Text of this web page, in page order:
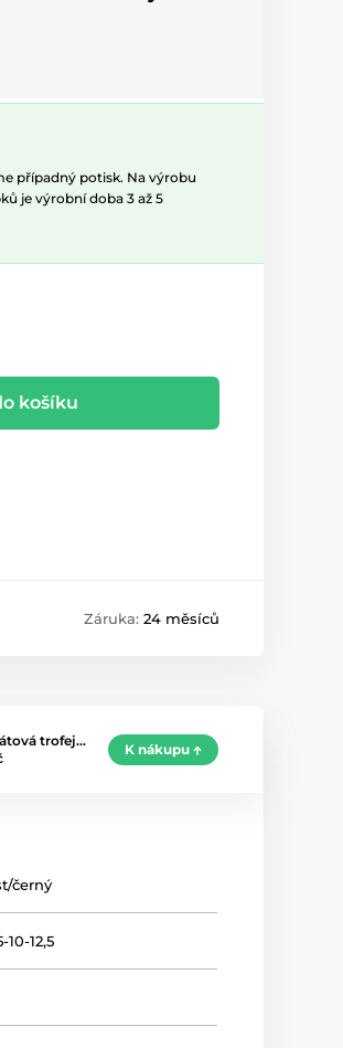
případný potisk. Na výrobu
je výrobní doba 3 až 5
košíku
Záruka: 24 měsíců
trofej…
K nákupu
černý
10-12,5